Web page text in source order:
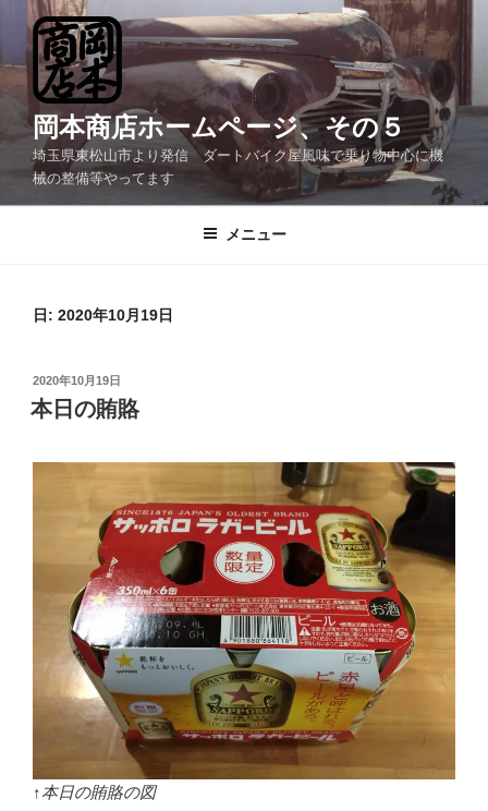
テ
へ
岡本商店ホームページ、その５
埼玉県東松山市より発信 ダートバイク屋風味で乗り物中心に機
械の整備等やってます
メニュー
日: 2020年10月19日
投
稿
日:
2020年10月19日
本日の賄賂
↑本日の賄賂の図